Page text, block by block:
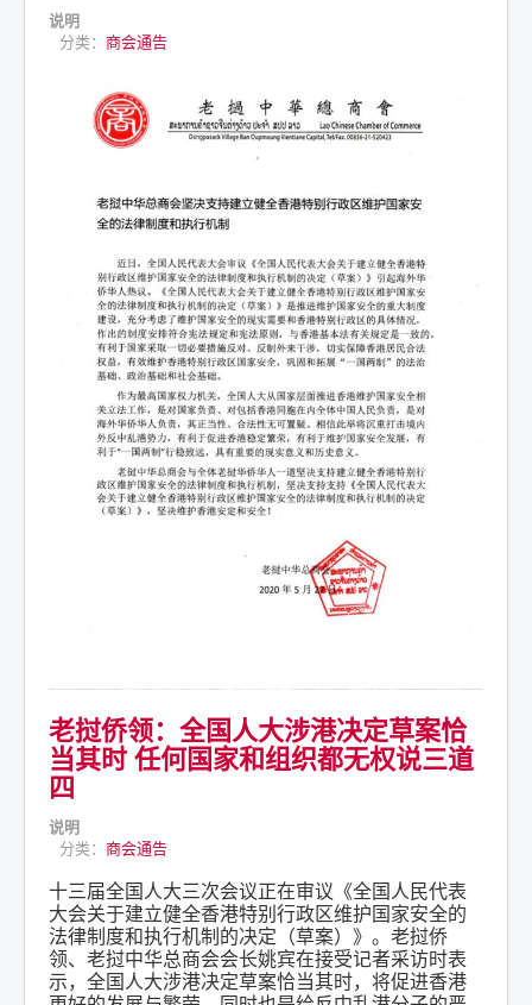
说明
分类： 商会通告
老挝侨领：全国人大涉港决定草案恰
当其时 任何国家和组织都无权说三道
四
说明
分类： 商会通告
十三届全国人大三次会议正在审议《全国人民代表
大会关于建立健全香港特别行政区维护国家安全的
法律制度和执行机制的决定（草案）》。老挝侨
领、老挝中华总商会会长姚宾在接受记者采访时表
示，全国人大涉港决定草案恰当其时，将促进香港